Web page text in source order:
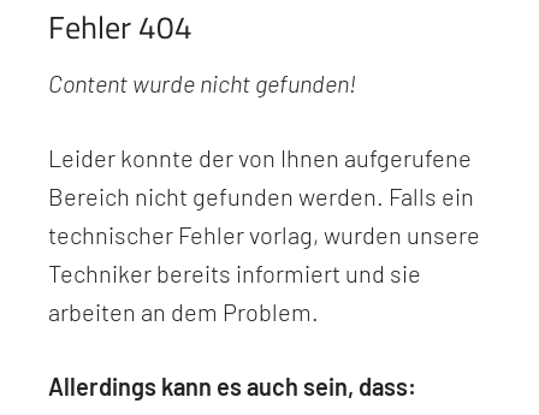
Fehler 404
Content wurde nicht gefunden!
Leider konnte der von Ihnen aufgerufene
Bereich nicht gefunden werden. Falls ein
technischer Fehler vorlag, wurden unsere
Techniker bereits informiert und sie
arbeiten an dem Problem.
Allerdings kann es auch sein, dass: